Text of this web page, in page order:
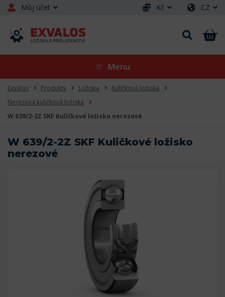
Můj účet Kč CZ
Menu
Exvalos Produkty Ložiska
Kuličková ložiska
Nerezová kuličková ložiska
W 639/2-2Z SKF Kuličkové ložisko nerezové
W 639/2-2Z SKF Kuličkové ložisko
nerezové